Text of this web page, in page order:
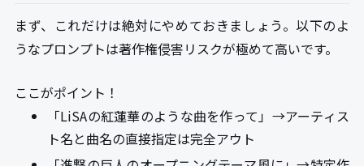
まず、これだけは絶対にやめておきましょう。以下のよ
うなプロンプトは著作権侵害リスクが極めて高いです。
ここがポイント！
「LiSAの紅蓮華のような曲を作って」→アーティス
ト名と曲名の直接指定は完全アウト